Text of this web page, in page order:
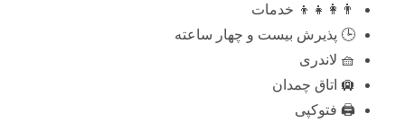
👨‍👩‍👧‍👦 خدمات
🕒 پذیرش بیست و چهار ساعته
🧺 لاندری
🛄 اتاق چمدان
🖨️ فتوکپی